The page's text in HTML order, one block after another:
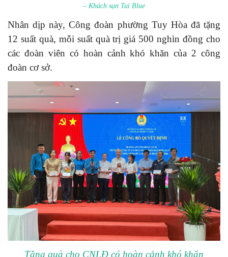
– Khách sạn Tui Blue
Nhân dịp này, Công đoàn phường Tuy Hòa đã tặng
12 suất quà, mỗi suất quà trị giá 500 nghìn đồng cho
các đoàn viên có hoàn cảnh khó khăn của 2 công
đoàn cơ sở.
Tặng quà cho CNLĐ có hoàn cảnh khó khăn